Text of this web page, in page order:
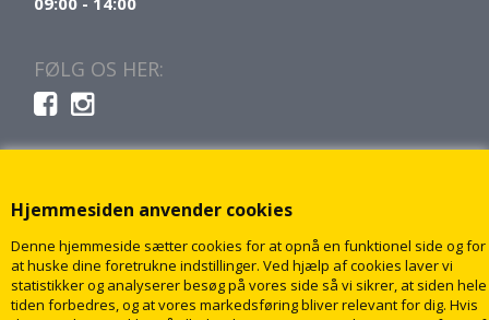
Hjemmesiden anvender cookies
Denne hjemmeside sætter cookies for at opnå en funktionel side og for
at huske dine foretrukne indstillinger. Ved hjælp af cookies laver vi
statistikker og analyserer besøg på vores side så vi sikrer, at siden hele
tiden forbedres, og at vores markedsføring bliver relevant for dig. Hvis
FØLG OS HER: